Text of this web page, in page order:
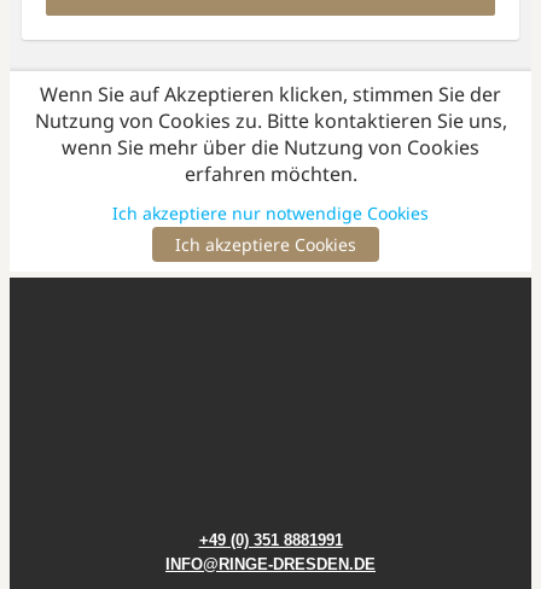
+49 (0) 351 8881991
INFO@RINGE-DRESDEN.DE